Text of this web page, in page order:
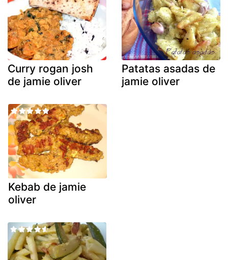
Curry rogan josh
de jamie oliver
Patatas asadas de
jamie oliver
Kebab de jamie
oliver